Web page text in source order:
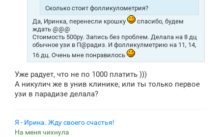
Сколько стоит фолликулометрия?
Да, Иринка, перенесли крошку
спасибо, будем
ждать @@@
Стоимость 500ру. Запись без проблем. Делала на 8 дц
обычное узи в П@радиз. И фолликулметрию на 11, 14,
16 дц. Очень мне понравилось
Уже радует, что не по 1000 платить )))
А никулич же в унив клинике, или ты только первое
узи в парадизе делала?
Я - Ирина. Жду своего счастья!
На меня чихнула